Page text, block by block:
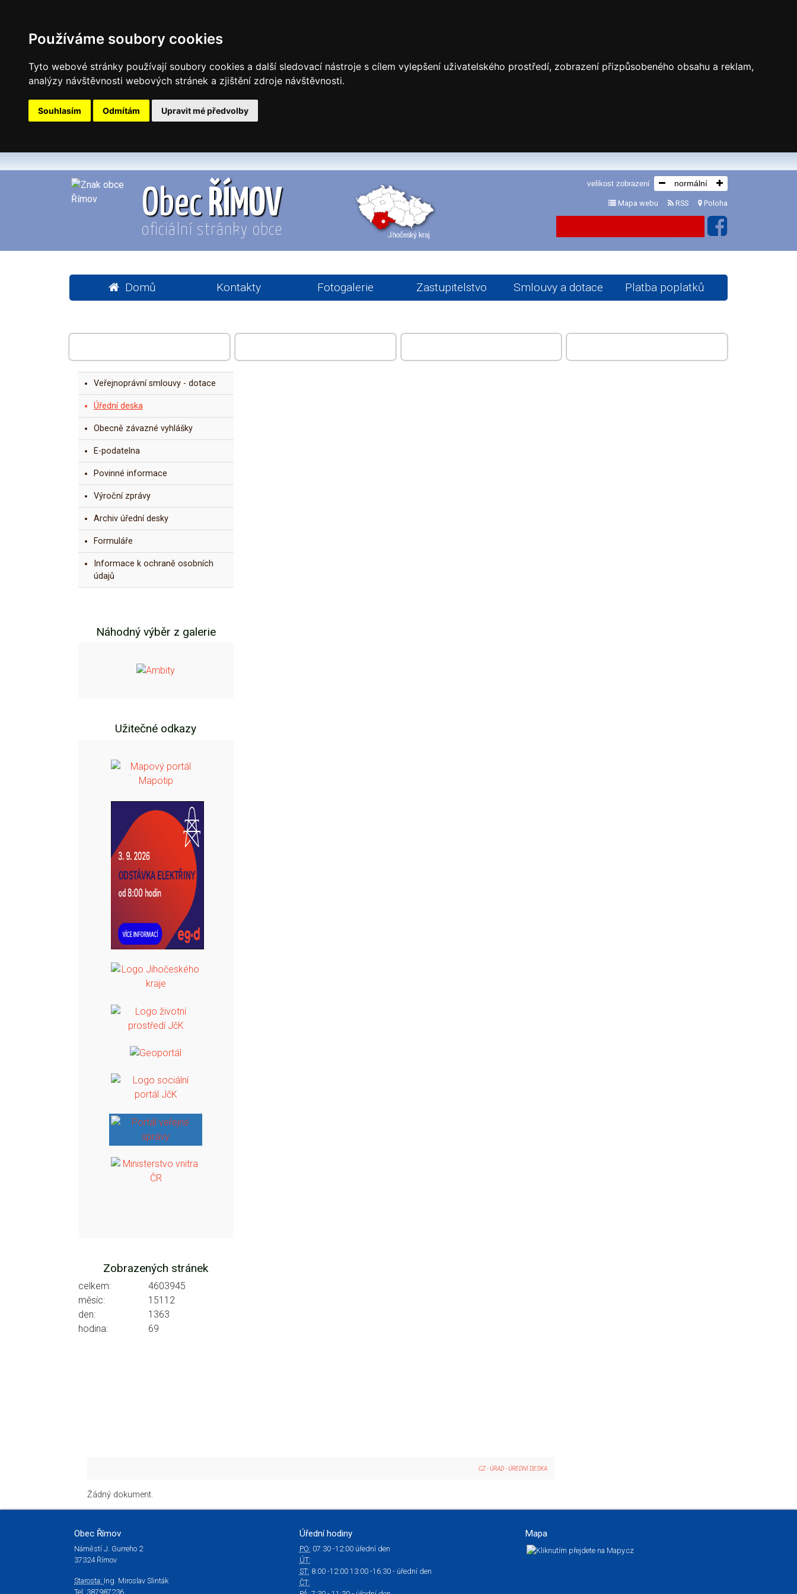
Používáme soubory cookies
Tyto webové stránky používají soubory cookies a další sledovací nástroje s cílem vylepšení uživatelského prostředí, zobrazení přizpůsobeného obsahu a reklam,
analýzy návštěvnosti webových stránek a zjištění zdroje návštěvnosti.
Souhlasím Odmítám Upravit mé předvolby
ObecŘÍMOV
oficiální stránky obce
velikost zobrazení normální
Mapa webu RSS Poloha
Domů Kontakty Fotogalerie Zastupitelstvo Smlouvy a dotace Platba poplatků
Veřejnoprávní smlouvy - dotace
Úřední deska
Obecně závazné vyhlášky
E-podatelna
Povinné informace
Výroční zprávy
Archiv úřední desky
Formuláře
Informace k ochraně osobních
údajů
Náhodný výběr z galerie
Užitečné odkazy
Zobrazených stránek
celkem:
4603945
měsíc:
15112
den:
1363
hodina:
69
CZ-ÚŘAD-ÚŘEDNÍ DESKA
Žádný dokument.
Obec Římov
Náměstí J. Gurreho 2
37324 Římov
Starosta: Ing. Miroslav Slinták
Tel: 387987236
Úřední hodiny
PO: 07:30 -12:00 úřední den
ÚT:
ST: 8:00 -12:00 13:00 -16:30 - úřední den
ČT:
Mapa